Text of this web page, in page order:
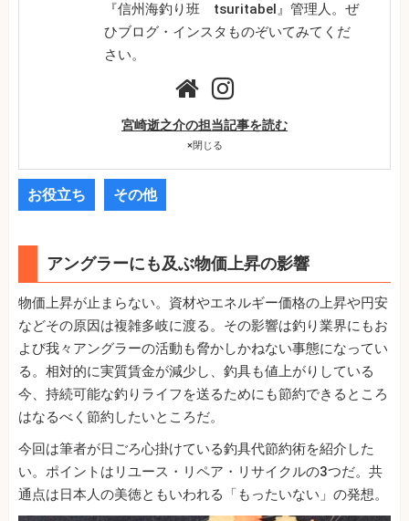
『信州海釣り班 tsuritabel』管理人。ぜ
ひブログ・インスタものぞいてみてくだ
さい。
宮崎逝之介の担当記事を読む
×閉じる
お役立ち その他
アングラーにも及ぶ物価上昇の影響
物価上昇が止まらない。資材やエネルギー価格の上昇や円安
などその原因は複雑多岐に渡る。その影響は釣り業界にもお
よび我々アングラーの活動も脅かしかねない事態になってい
る。相対的に実質賃金が減少し、釣具も値上がりしている
今、持続可能な釣りライフを送るためにも節約できるところ
はなるべく節約したいところだ。
今回は筆者が日ごろ心掛けている釣具代節約術を紹介した
い。ポイントはリユース・リペア・リサイクルの3つだ。共
通点は日本人の美徳ともいわれる「もったいない」の発想。